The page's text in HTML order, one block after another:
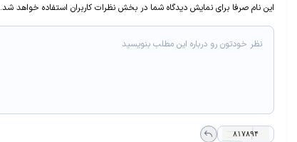
این نام صرفا برای نمایش دیدگاه شما در بخش نظرات کاربران استفاده خواهد شد.